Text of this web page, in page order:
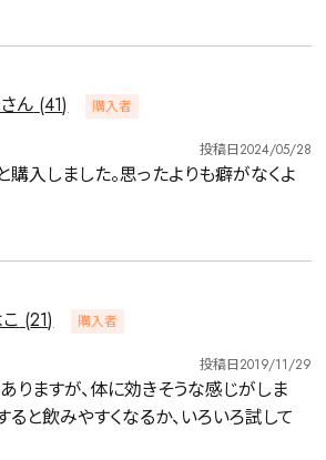
ん 41
購入者
投稿日2024/05/28
入しました。思ったよりも癖がなくよ
21
購入者
投稿日2019/11/29
りますが、体に効きそうな感じがしま
ると飲みやすくなるか、いろいろ試して